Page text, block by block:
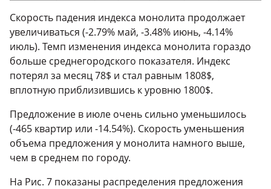
Скорость падения индекса монолита продолжает
увеличиваться (-2.79% май, -3.48% июнь, -4.14%
июль). Темп изменения индекса монолита гораздо
больше среднегородского показателя. Индекс
потерял за месяц 78$ и стал равным 1808$,
вплотную приблизившись к уровню 1800$.
Предложение в июле очень сильно уменьшилось
(-465 квартир или -14.54%). Скорость уменьшения
объема предложения у монолита намного выше,
чем в среднем по городу.
На Рис. 7 показаны распределения предложения